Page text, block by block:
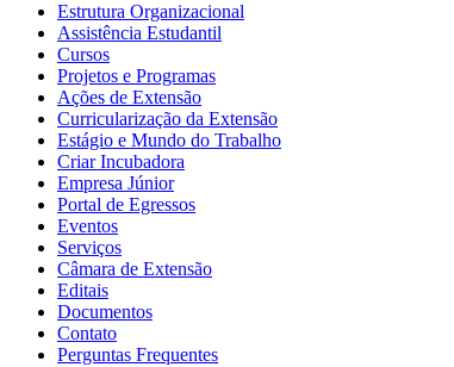
Estrutura Organizacional
Assistência Estudantil
Cursos
Projetos e Programas
Ações de Extensão
Curricularização da Extensão
Estágio e Mundo do Trabalho
Criar Incubadora
Empresa Júnior
Portal de Egressos
Eventos
Serviços
Câmara de Extensão
Editais
Documentos
Contato
Perguntas Frequentes